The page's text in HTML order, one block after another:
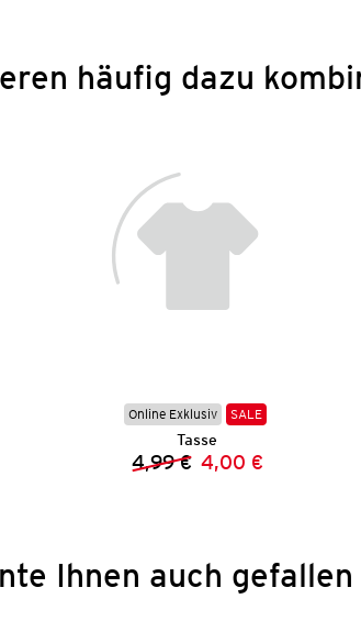
häufig dazu
Online Exklusiv SALE
Tasse
Vorheriger Preis:
4,99 € Neuer Preis:
4,00 €
Ihnen auch gefallen